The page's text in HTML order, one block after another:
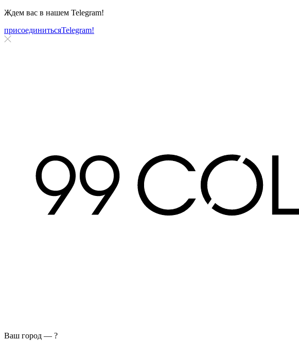
Ждем вас в нашем Telegram!
присоединитьсяTelegram!
Ваш город — ?